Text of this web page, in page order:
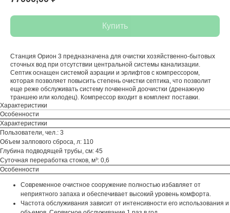
Купить
Станция Орион 3 предназначена для очистки хозяйственно-бытовых
сточных вод при отсутствии центральной системы канализации.
Септик оснащен системой аэрации и эрлифтов с компрессором,
которая позволяет повысить степень очистки септика, что позволит
еще реже обслуживать систему почвенной доочистки (дренажную
траншею или колодец). Компрессор входит в комплект поставки.
Характеристики
Особенности
Характеристики
Пользователи, чел.: 3
Объем залпового сброса, л: 110
Глубина подводящей трубы, см: 45
Суточная переработка стоков, м³: 0,6
Особенности
Современное очистное сооружение полностью избавляет от
неприятного запаха и обеспечивает высокий уровень комфорта.
Частота обслуживания зависит от интенсивности его использования и